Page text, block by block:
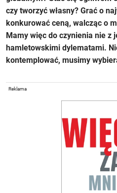
czy tworzyć własny? Grać o
konkurować ceną, walcząc o
Mamy więc do czynienia nie z
hamletowskimi dylematami.
kontemplować, musimy
Reklama